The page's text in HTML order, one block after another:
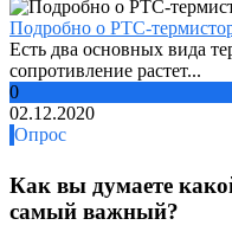
Подробно о PTC-
Есть два основных вида
сопротивление растет...
0
02.12.2020
Опрос
Как вы думаете
самый важный?